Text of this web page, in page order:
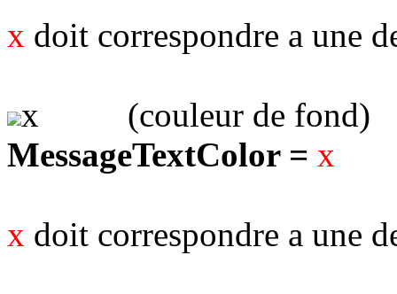
x doit correspondre a une
x (couleur de fond)
MessageTextColor =
x doit correspondre a une